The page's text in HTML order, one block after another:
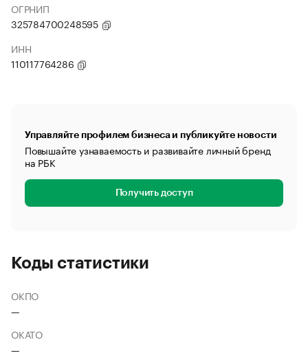
ОГРНИП
325784700248595
ИНН
110117764286
Управляйте профилем бизнеса и публикуйте новости
Повышайте узнаваемость и развивайте личный бренд
на РБК
Получить доступ
Коды статистики
ОКПО
—
ОКАТО
—